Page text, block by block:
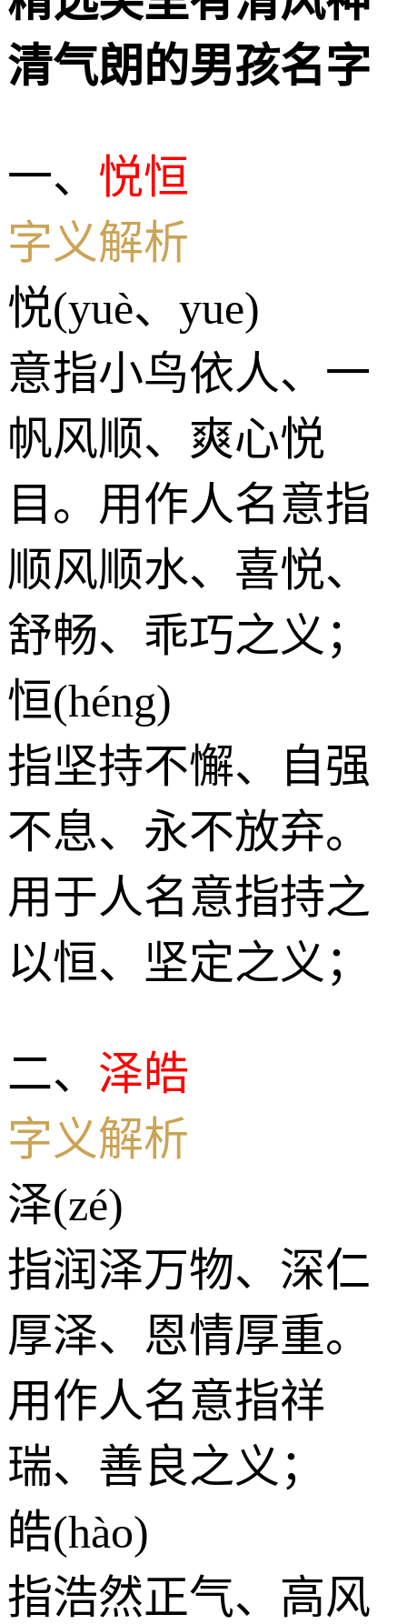
清气朗的男孩名字
一、 悦恒
字义解析
悦(yuè、yue)
意指小鸟依人、一
帆风顺、爽心悦
目。用作人名意指
顺风顺水、喜悦、
舒畅、乖巧之义；
恒(héng)
指坚持不懈、自强
不息、永不放弃。
用于人名意指持之
以恒、坚定之义；
二、 泽皓
字义解析
泽(zé)
指润泽万物、深仁
厚泽、恩情厚重。
用作人名意指祥
瑞、善良之义；
皓(hào)
指浩然正气、高风